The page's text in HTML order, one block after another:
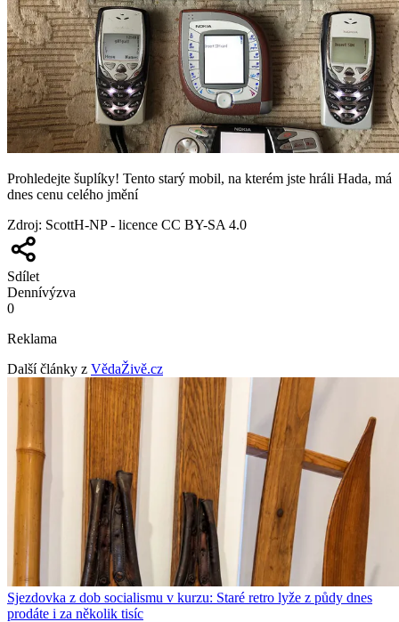
Prohledejte šuplíky! Tento starý mobil, na kterém jste hráli Hada, má
dnes cenu celého jmění
Zdroj: ScottH-NP - licence CC BY-SA 4.0
Sdílet
Dennívýzva
0
Reklama
Další články z VědaŽivě.cz
Sjezdovka z dob socialismu v kurzu: Staré retro lyže z půdy dnes
prodáte i za několik tisíc